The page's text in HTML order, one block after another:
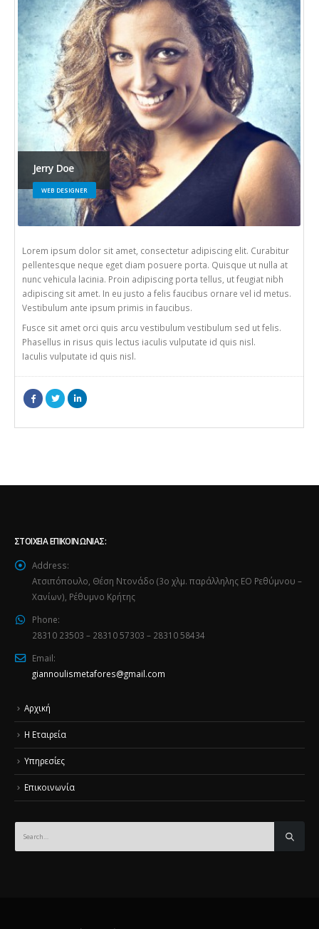
Jerry Doe
WEB DESIGNER
Lorem ipsum dolor sit amet, consectetur adipiscing elit. Curabitur
pellentesque neque eget diam posuere porta. Quisque ut nulla at
nunc vehicula lacinia. Proin adipiscing porta tellus, ut feugiat nibh
adipiscing sit amet. In eu justo a felis faucibus ornare vel id metus.
Vestibulum ante ipsum primis in faucibus.
Fusce sit amet orci quis arcu vestibulum vestibulum sed ut felis.
Phasellus in risus quis lectus iaculis vulputate id quis nisl.
Iaculis vulputate id quis nisl.
ΣΤΟΙΧΕΊΑ ΕΠΙΚΟΙΝΩΝΊΑΣ:
Address:
Ατσιπόπουλο, Θέση Ντονάδο (3ο χλμ. παράλληλης ΕΟ Ρεθύμνου –
Χανίων), Ρέθυμνο Κρήτης
Phone:
28310 23503 – 28310 57303 – 28310 58434
Email:
giannoulismetafores@gmail.com
Αρχική
Η Εταιρεία
Υπηρεσίες
Επικοινωνία